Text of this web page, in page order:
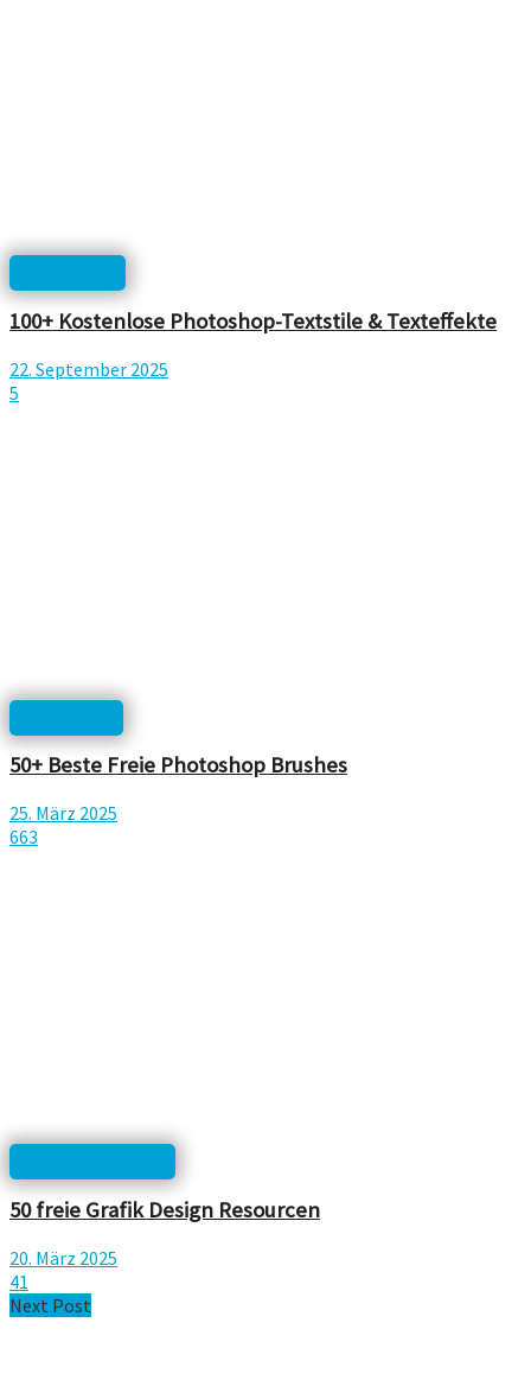
100+ Kostenlose Photoshop-Textstile & Texteffekte
22. September 2025
5
50+ Beste Freie Photoshop Brushes
25. März 2025
663
50 freie Grafik Design Resourcen
20. März 2025
41
Next Post